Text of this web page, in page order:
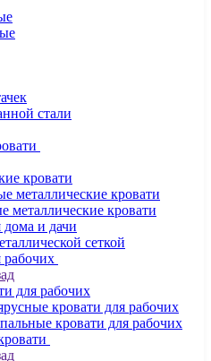
стали
кровати
металлические кровати
металлические кровати
дома и дачи
сеткой
рабочих
для рабочих
кровати для рабочих
кровати для рабочих